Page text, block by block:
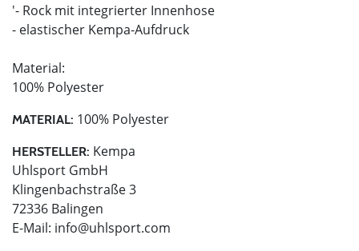
'- Rock mit integrierter Innenhose
- elastischer Kempa-Aufdruck
Material:
100% Polyester
MATERIAL: 100% Polyester
HERSTELLER: Kempa
Uhlsport GmbH
Klingenbachstraße 3
72336 Balingen
E-Mail: info@uhlsport.com